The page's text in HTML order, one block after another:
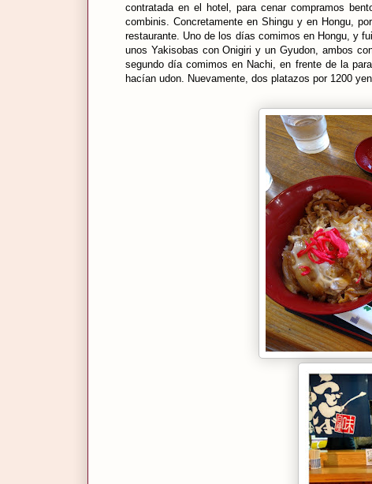
contratada en el hotel, para cenar compramos
combinis. Concretamente en Shingu y en Hongu,
restaurante. Uno de los días comimos en Hongu, y
unos Yakisobas con Onigiri y un Gyudon, ambos
segundo día comimos en Nachi, en frente de la
hacían udon. Nuevamente, dos platazos por 1200